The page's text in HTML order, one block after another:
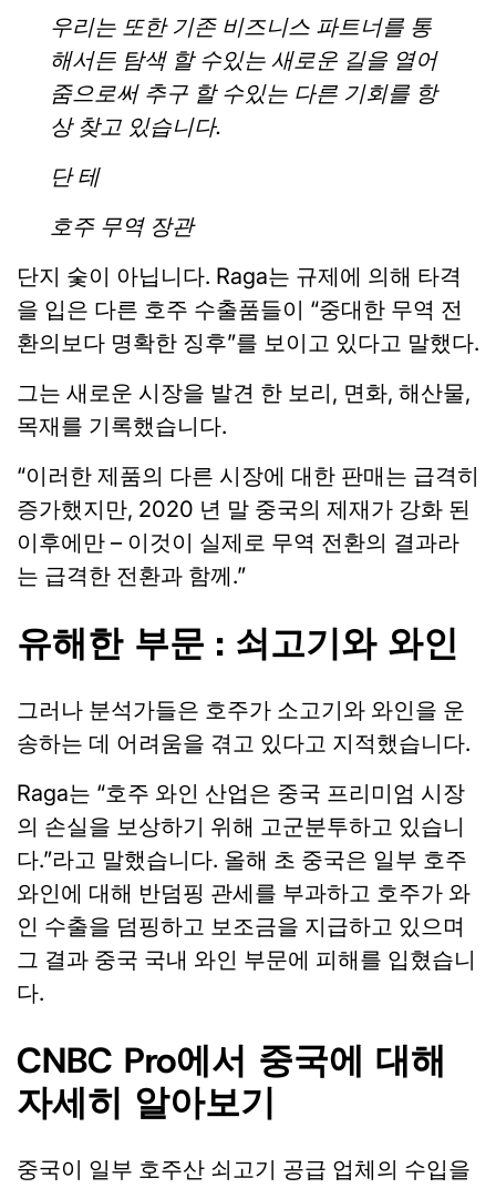
우리는 또한 기존 비즈니스 파트너를 통
해서든 탐색 할 수있는 새로운 길을 열어
줌으로써 추구 할 수있는 다른 기회를 항
상 찾고 있습니다.
단 테
호주 무역 장관
단지 숯이 아닙니다. Raga는 규제에 의해 타격
을 입은 다른 호주 수출품들이 “중대한 무역 전
환의보다 명확한 징후”를 보이고 있다고 말했다.
그는 새로운 시장을 발견 한 보리, 면화, 해산물,
목재를 기록했습니다.
“이러한 제품의 다른 시장에 대한 판매는 급격히
증가했지만, 2020 년 말 중국의 제재가 강화 된
이후에만 – 이것이 실제로 무역 전환의 결과라
는 급격한 전환과 함께.”
유해한 부문 : 쇠고기와 와인
그러나 분석가들은 호주가 소고기와 와인을 운
송하는 데 어려움을 겪고 있다고 지적했습니다.
Raga는 “호주 와인 산업은 중국 프리미엄 시장
의 손실을 보상하기 위해 고군분투하고 있습니
다.”라고 말했습니다. 올해 초 중국은 일부 호주
와인에 대해 반덤핑 관세를 부과하고 호주가 와
인 수출을 덤핑하고 보조금을 지급하고 있으며
그 결과 중국 국내 와인 부문에 피해를 입혔습니
다.
CNBC Pro에서 중국에 대해
자세히 알아보기
중국이 일부 호주산 쇠고기 공급 업체의 수입을